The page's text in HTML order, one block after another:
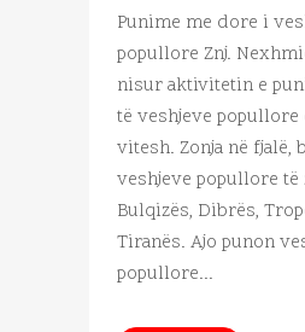
Punime me dore i
popullore Znj.
nisur aktivitetin e
të veshjeve popullore
vitesh. Zonja në fjalë,
veshjeve popullore të
Bulqizës, Dibrës,
Tiranës. Ajo punon
popullore...